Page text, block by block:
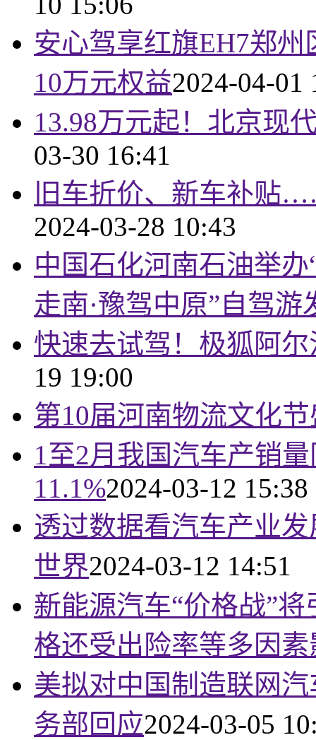
安心驾享红旗EH7郑
10万元权益2024-04-01
13.98万元起！北京现
03-30 16:41
旧车折价、新车补贴
2024-03-28 10:43
中国石化河南石油举
走南·豫驾中原”自驾游
快速去试驾！极狐阿
19 19:00
第10届河南物流文化
1至2月我国汽车产销
11.1%2024-03-12 15:38
透过数据看汽车产业发
世界2024-03-12 14:51
新能源汽车“价格战”
格还受出险率等多因素
美拟对中国制造联网
务部回应2024-03-05